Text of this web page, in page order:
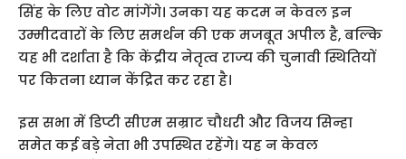
सिंह के लिए वोट मांगेंगे। उनका यह कदम न केवल इन
उम्मीदवारों के लिए समर्थन की एक मजबूत अपील है, बल्कि
यह भी दर्शाता है कि केंद्रीय नेतृत्व राज्य की चुनावी स्थितियों
पर कितना ध्यान केंद्रित कर रहा है।
इस सभा में डिप्टी सीएम सम्राट चौधरी और विजय सिन्हा
समेत कई बड़े नेता भी उपस्थित रहेंगे। यह न केवल